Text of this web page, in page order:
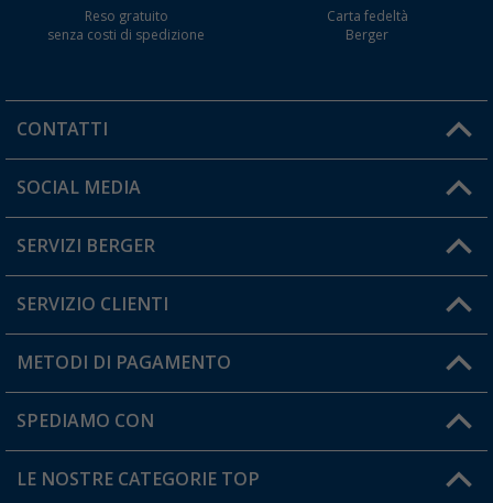
Reso gratuito
senza costi di spedizione
Carta fedeltà
Berger
CONTATTI
Orari di apertura del servizio:
Hai una domanda?
SOCIAL MEDIA
SERVIZI BERGER
Diventare rivenditori
Il mio Account
Carta fedeltà Berger
SERVIZIO CLIENTI
Informazioni sulla spedizione
Resi
METODI DI PAGAMENTO
SPEDIAMO CON
LE NOSTRE CATEGORIE TOP